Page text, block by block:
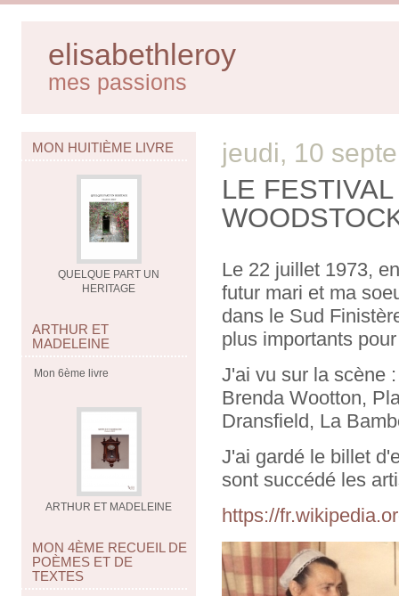
elisabethleroy
mes passions
MON HUITIÈME LIVRE
QUELQUE PART UN
HERITAGE
ARTHUR ET
MADELEINE
Mon 6ème livre
ARTHUR ET MADELEINE
MON 4ÈME RECUEIL DE
POÈMES ET DE
TEXTES
jeudi, 10
LE
Le 22 juillet 1973,
futur mari et ma
dans le Sud
plus importants
J'ai vu sur la scène
Brenda Wootton,
Dransfield, La
J'ai gardé le billet
sont succédé les
https://